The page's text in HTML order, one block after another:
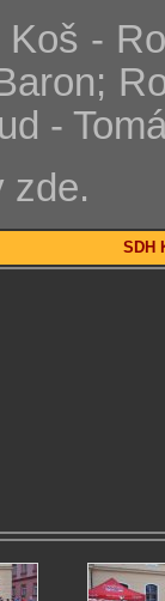
Koš -
-
zde.
SDH